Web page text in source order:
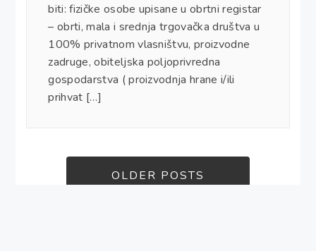
biti: fizičke osobe upisane u obrtni registar
– obrti, mala i srednja trgovačka društva u
100% privatnom vlasništvu, proizvodne
zadruge, obiteljska poljoprivredna
gospodarstva ( proizvodnja hrane i/ili
prihvat […]
OLDER POSTS